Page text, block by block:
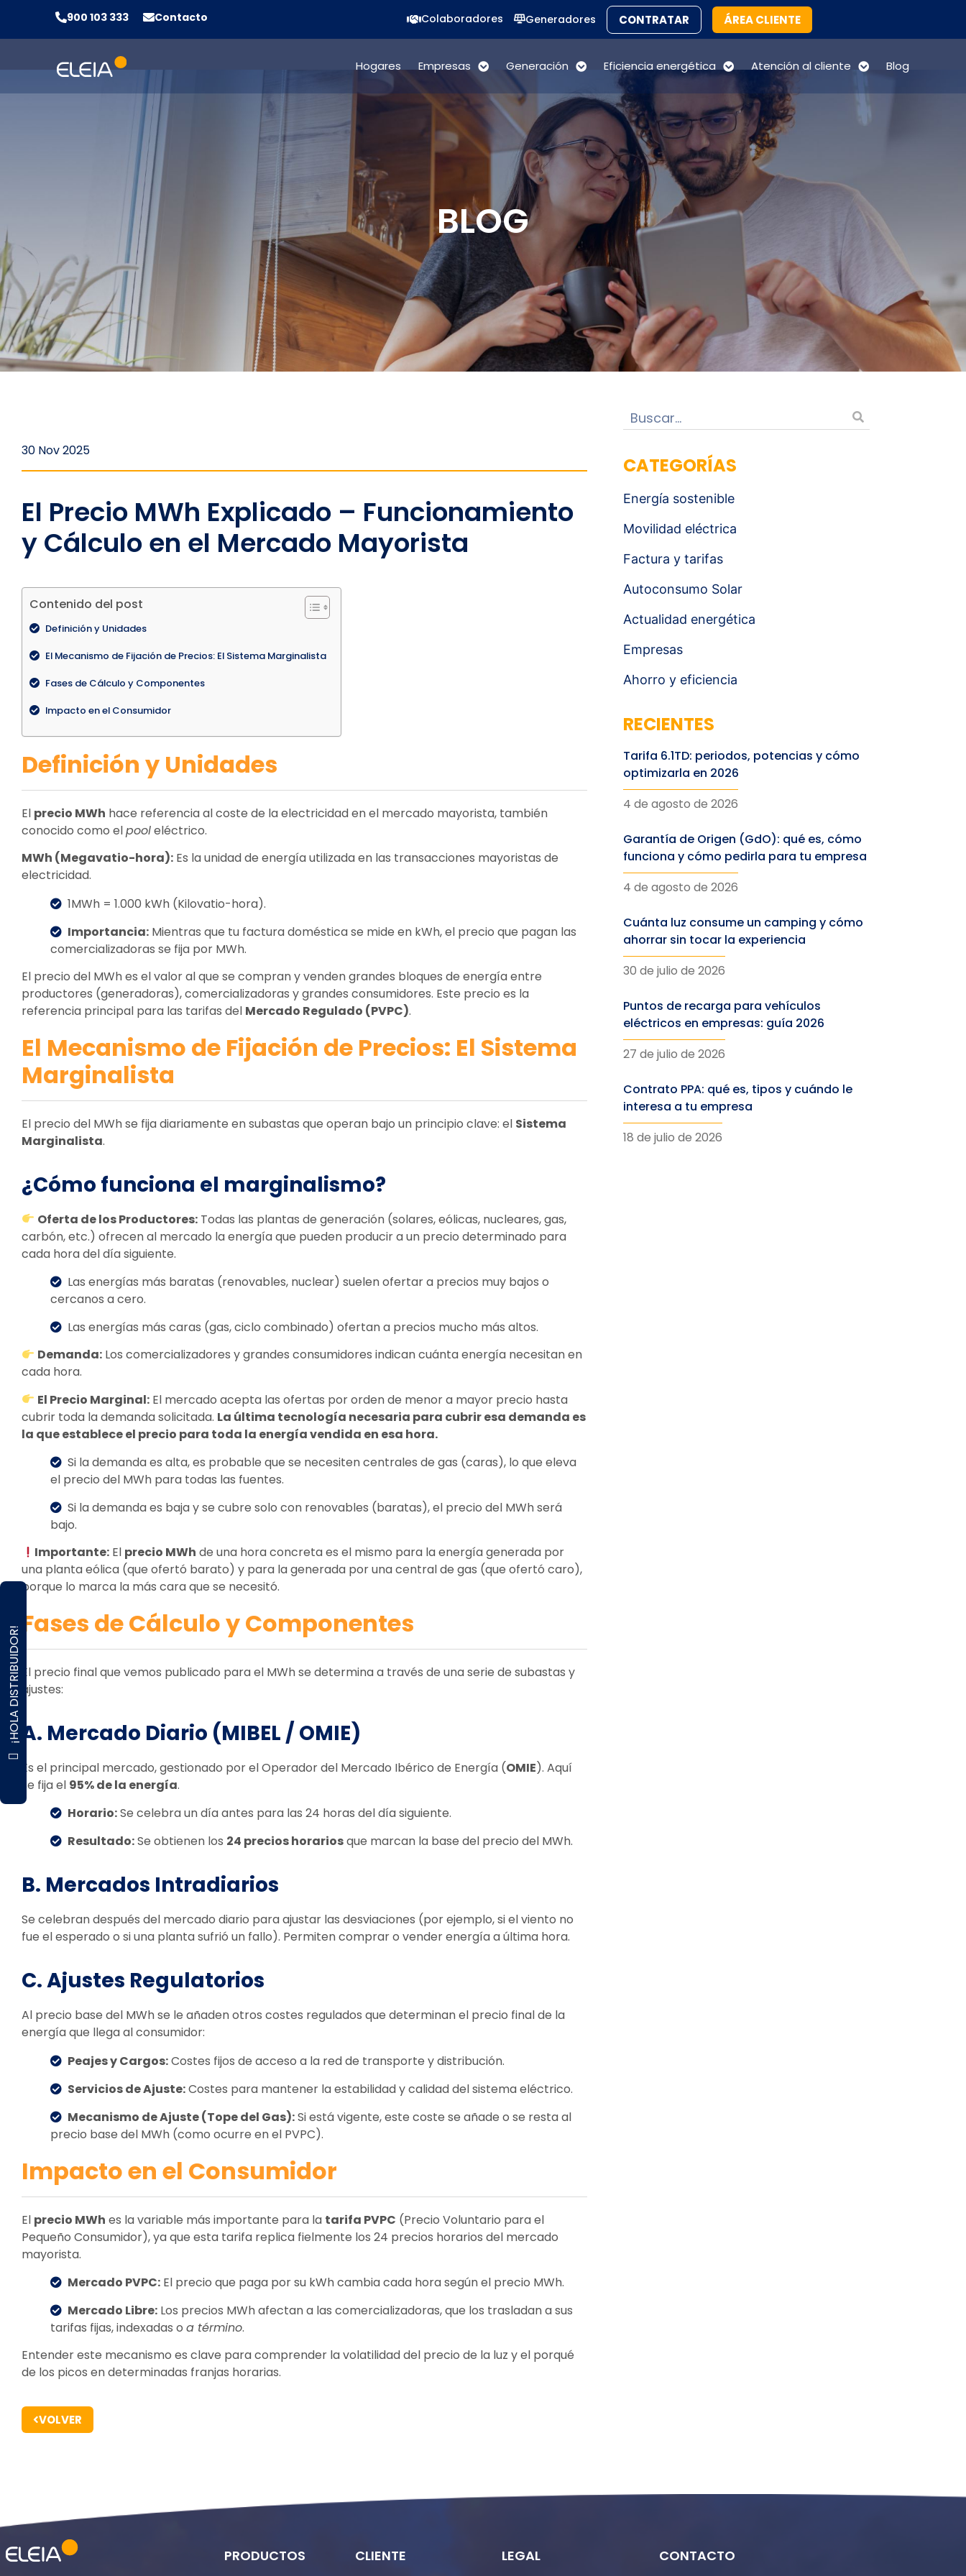
900 103 333 Contacto Colaboradores Generadores CONTRATAR ÁREA CLIENTE
Hogares Empresas Generación Eficiencia energética Atención al cliente Blog
¡HOLA DISTRIBUIDOR!
BLOG
30 Nov 2025
El Precio MWh Explicado – Funcionamiento
y Cálculo en el Mercado Mayorista
Contenido del post
Definición y Unidades
El Mecanismo de Fijación de Precios: El Sistema Marginalista
Fases de Cálculo y Componentes
Impacto en el Consumidor
Definición y Unidades
El precio MWh hace referencia al coste de la electricidad en el mercado mayorista, también
conocido como elpooleléctrico.
MWh (Megavatio-hora): Es la unidad de energía utilizada en las transacciones mayoristas de
electricidad.
1MWh = 1.000 kWh (Kilovatio-hora).
Importancia: Mientras que tu factura doméstica se mide en kWh, el precio que pagan las
comercializadoras se fija por MWh.
El precio del MWh es el valor al que se compran y venden grandes bloques de energía entre
productores (generadoras), comercializadoras y grandes consumidores. Este precio es la
referencia principal para las tarifas del Mercado Regulado (PVPC).
El Mecanismo de Fijación de Precios: El Sistema
Marginalista
El precio del MWh se fija diariamente en subastas que operan bajo un principio clave: el Sistema
Marginalista.
¿Cómo funciona el marginalismo?
Oferta de los Productores: Todas las plantas de generación (solares, eólicas, nucleares, gas,
carbón, etc.) ofrecen al mercado la energía que pueden producir a un precio determinado para
cada hora del día siguiente.
Las energías más baratas (renovables, nuclear) suelen ofertar a precios muy bajos o
cercanos a cero.
Las energías más caras (gas, ciclo combinado) ofertan a precios mucho más altos.
Demanda: Los comercializadores y grandes consumidores indican cuánta energía necesitan en
cada hora.
El Precio Marginal: El mercado acepta las ofertas por orden de menor a mayor precio hasta
cubrir toda la demanda solicitada. La última tecnología necesaria para cubrir esa demanda es
la que establece el precio para toda la energía vendida en esa hora.
Si la demanda es alta, es probable que se necesiten centrales de gas (caras), lo que eleva
el precio del MWh para todas las fuentes.
Si la demanda es baja y se cubre solo con renovables (baratas), el precio del MWh será
bajo.
Importante: El precio MWh de una hora concreta es el mismo para la energía generada por
una planta eólica (que ofertó barato) y para la generada por una central de gas (que ofertó caro),
porque lo marca la más cara que se necesitó.
Fases de Cálculo y Componentes
El precio final que vemos publicado para el MWh se determina a través de una serie de subastas y
ajustes:
A. Mercado Diario (MIBEL / OMIE)
Es el principal mercado, gestionado por el Operador del Mercado Ibérico de Energía (OMIE). Aquí
se fija el 95% de la energía.
Horario:Se celebra un día antes para las 24 horas del día siguiente.
Resultado:Se obtienen los 24 precios horariosque marcan la base del precio del MWh.
B. Mercados Intradiarios
Se celebran después del mercado diario para ajustar las desviaciones (por ejemplo, si el viento no
fue el esperado o si una planta sufrió un fallo). Permiten comprar o vender energía a última hora.
C. Ajustes Regulatorios
Al precio base del MWh se le añaden otros costes regulados que determinan el precio final de la
energía que llega al consumidor:
Peajes y Cargos:Costes fijos de acceso a la red de transporte y distribución.
Servicios de Ajuste:Costes para mantener la estabilidad y calidad del sistema eléctrico.
Mecanismo de Ajuste (Tope del Gas):Si está vigente, este coste se añade o se resta al
precio base del MWh (como ocurre en el PVPC).
Impacto en el Consumidor
El precio MWh es la variable más importante para la tarifa PVPC (Precio Voluntario para el
Pequeño Consumidor), ya que esta tarifa replica fielmente los 24 precios horarios del mercado
mayorista.
Mercado PVPC: El precio que paga por su kWh cambia cada hora según el precio MWh.
Mercado Libre: Los precios MWh afectan a las comercializadoras, que los trasladan a sus
tarifas fijas, indexadas o a término.
Entender este mecanismo es clave para comprender la volatilidad del precio de la luz y el porqué
de los picos en determinadas franjas horarias.
VOLVER
CATEGORÍAS
Energía sostenible
Movilidad eléctrica
Factura y tarifas
Autoconsumo Solar
Actualidad energética
Empresas
Ahorro y eficiencia
RECIENTES
Tarifa 6.1TD: periodos, potencias y cómo
optimizarla en 2026
4 de agosto de 2026
Garantía de Origen (GdO): qué es, cómo
funciona y cómo pedirla para tu empresa
4 de agosto de 2026
Cuánta luz consume un camping y cómo
ahorrar sin tocar la experiencia
30 de julio de 2026
Puntos de recarga para vehículos
eléctricos en empresas: guía 2026
27 de julio de 2026
Contrato PPA: qué es, tipos y cuándo le
interesa a tu empresa
18 de julio de 2026
PRODUCTOS CLIENTE LEGAL CONTACTO